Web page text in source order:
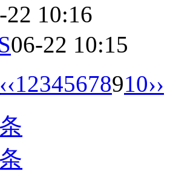
22 10:16
06-22 10:15
‹‹12345678910››